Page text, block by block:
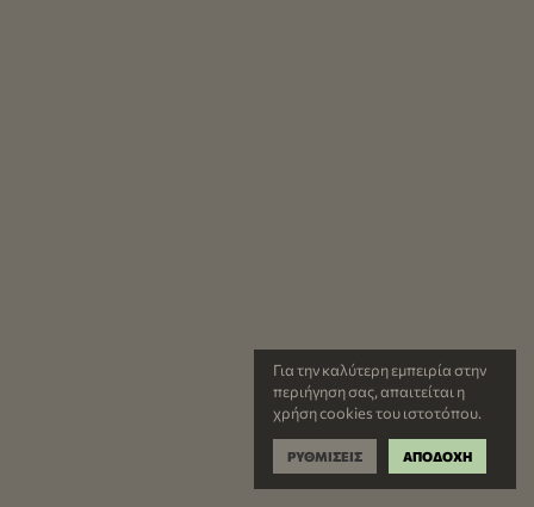
Για την καλύτερη εμπειρία στην
περιήγηση σας, απαιτείται η
χρήση cookies του ιστοτόπου.